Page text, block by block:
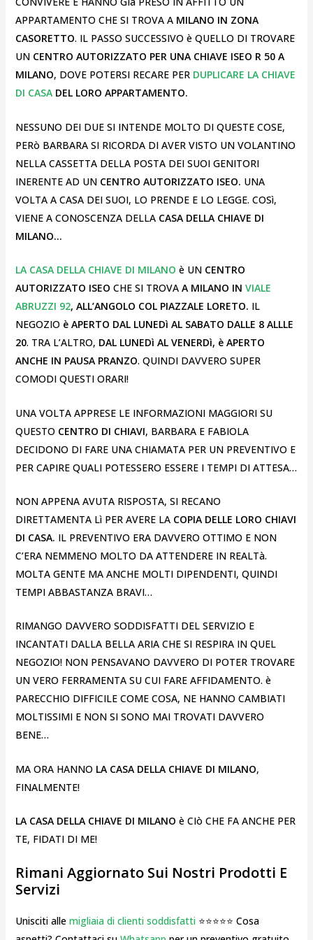
APPARTAMENTO CHE SI TROVA A MILANO IN ZONA
CASORETTO. IL PASSO SUCCESSIVO è QUELLO DI TROVARE
UN CENTRO AUTORIZZATO PER UNA CHIAVE ISEO R 50 A
MILANO, DOVE POTERSI RECARE PER DUPLICARE LA CHIAVE
DI CASADEL LORO APPARTAMENTO.
NESSUNO DEI DUE SI INTENDE MOLTO DI QUESTE COSE,
PERò BARBARA SI RICORDA DI AVER VISTO UN VOLANTINO
NELLA CASSETTA DELLA POSTA DEI SUOI GENITORI
INERENTE AD UN CENTRO AUTORIZZATO ISEO. UNA
VOLTA A CASA DEI SUOI, LO PRENDE E LO LEGGE. COSì,
VIENE A CONOSCENZA DELLA CASA DELLA CHIAVE DI
MILANO…
LA CASA DELLA CHIAVE DI MILANO è UN CENTRO
AUTORIZZATO ISEO CHE SI TROVA A MILANO IN VIALE
ABRUZZI 92, ALL’ANGOLO COL PIAZZALE LORETO. IL
NEGOZIO è APERTO DAL LUNEDì AL SABATO DALLE 8 ALLLE
20. TRA L’ALTRO, DAL LUNEDì AL VENERDì, è APERTO
ANCHE IN PAUSA PRANZO. QUINDI DAVVERO SUPER
COMODI QUESTI ORARI!
UNA VOLTA APPRESE LE INFORMAZIONI MAGGIORI SU
QUESTO CENTRO DI CHIAVI, BARBARA E FABIOLA
DECIDONO DI FARE UNA CHIAMATA PER UN PREVENTIVO E
PER CAPIRE QUALI POTESSERO ESSERE I TEMPI DI ATTESA…
NON APPENA AVUTA RISPOSTA, SI RECANO
DIRETTAMENTA Lì PER AVERE LA COPIA DELLE LORO CHIAVI
DI CASA. IL PREVENTIVO ERA DAVVERO OTTIMO E NON
C’ERA NEMMENO MOLTO DA ATTENDERE IN REALTà.
MOLTA GENTE MA ANCHE MOLTI DIPENDENTI, QUINDI
TEMPI ABBASTANZA BRAVI…
RIMANGO DAVVERO SODDISFATTI DEL SERVIZIO E
INCANTATI DALLA BELLA ARIA CHE SI RESPIRA IN QUEL
NEGOZIO! NON PENSAVANO DAVVERO DI POTER TROVARE
UN VERO FERRAMENTA SU CUI FARE AFFIDAMENTO. è
PARECCHIO DIFFICILE COME COSA, NE HANNO CAMBIATI
MOLTISSIMI E NON SI SONO MAI TROVATI DAVVERO
BENE…
MA ORA HANNO LA CASA DELLA CHIAVE DI MILANO,
FINALMENTE!
LA CASA DELLA CHIAVE DI MILANO è CIò CHE FA ANCHE PER
TE, FIDATI DI ME!
Rimani Aggiornato Sui Nostri Prodotti E
Servizi
Unisciti alle migliaia di clienti soddisfatti⭐⭐⭐⭐⭐ Cosa